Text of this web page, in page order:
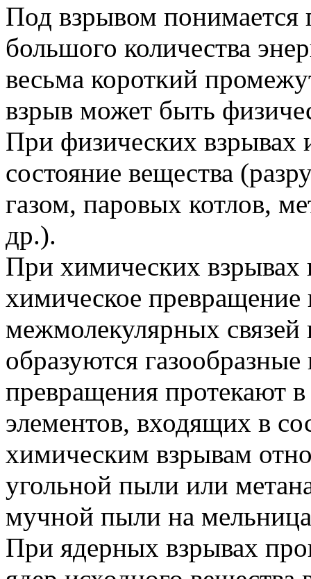
Под взрывом понимается
большого количества
весьма короткий
взрыв может быть
При физических взрывах
состояние вещества
газом, паровых котлов,
др.).
При химических взрывах
химическое превращение
межмолекулярных связей
образуются
превращения протекают
элементов, входящих в
химическим взрывам
угольной пыли или
мучной пыли на
При ядерных взрывах